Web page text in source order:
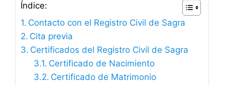
Índice:
Contacto con el Registro Civil de Sagra
Cita previa
Certificados del Registro Civil de Sagra
Certificado de Nacimiento
Certificado de Matrimonio